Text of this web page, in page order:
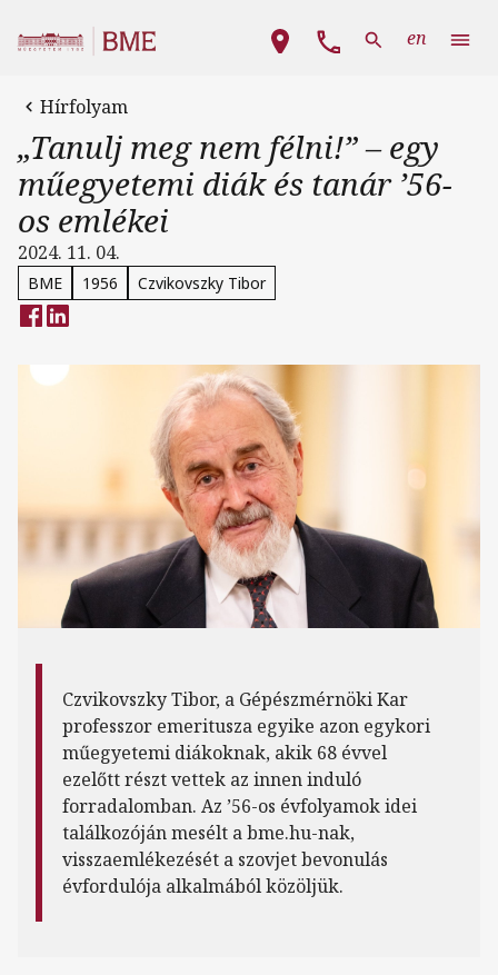
Fő navigáció
en
Hírfolyam
„Tanulj meg nem félni!” – egy
műegyetemi diák és tanár ’56-
os emlékei
2024. 11. 04.
BME 1956 Czvikovszky Tibor
Czvikovszky Tibor, a Gépészmérnöki Kar
professzor emeritusza egyike azon egykori
műegyetemi diákoknak, akik 68 évvel
ezelőtt részt vettek az innen induló
forradalomban. Az ’56-os évfolyamok idei
találkozóján mesélt a bme.hu-nak,
visszaemlékezését a szovjet bevonulás
évfordulója alkalmából közöljük.